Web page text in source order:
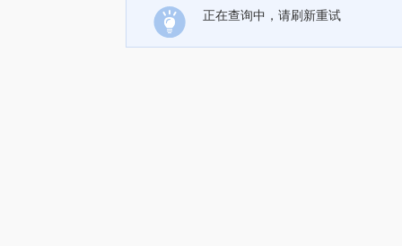
正在查询中，请刷新重试